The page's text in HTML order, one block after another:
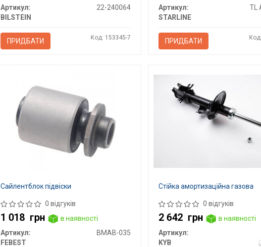
Артикул:
22-240064
BILSTEIN
ПРИДБАТИ Код: 153345-7
Артикул:
TL
STARLINE
ПРИДБАТИ
Сайлентблок підвіски
0 відгуків
1 018 грн
в наявності
Артикул:
BMAB-035
FEBEST
Стійка амортизаційна газова
0 відгуків
2 642 грн
в наявності
Артикул:
KYB